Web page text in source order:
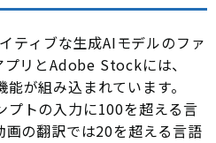
ティブな生成AIモデルのファ
リとAdobe Stockには、
が組み込まれています。
トの入力に100を超える言
の翻訳では20を超える言語